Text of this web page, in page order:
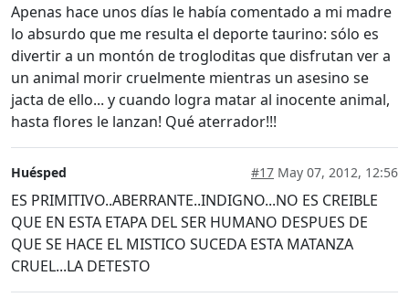
Apenas hace unos días le había comentado a mi madre
lo absurdo que me resulta el deporte taurino: sólo es
divertir a un montón de trogloditas que disfrutan ver a
un animal morir cruelmente mientras un asesino se
jacta de ello... y cuando logra matar al inocente animal,
hasta flores le lanzan! Qué aterrador!!!
Huésped #17 May 07, 2012, 12:56
ES PRIMITIVO..ABERRANTE..INDIGNO...NO ES CREIBLE
QUE EN ESTA ETAPA DEL SER HUMANO DESPUES DE
QUE SE HACE EL MISTICO SUCEDA ESTA MATANZA
CRUEL...LA DETESTO